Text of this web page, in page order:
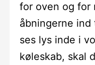
for oven og for
åbningerne
ses lys inde i
køleskab, skal